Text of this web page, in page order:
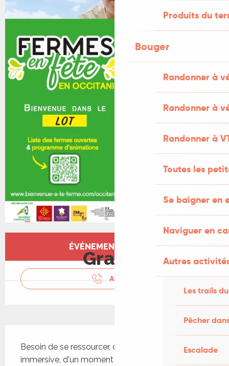
Produits du
Bouger
Randonner à
Randonner à
Randonner à
Toutes les
Se baigner en
Naviguer en
Autres
Les trails
Pêcher
Escalade
Ouverture et coordonnées
ÉVÉNEMENT TERMINÉ
Gratuit
APPELER
Besoin de se ressourcer, d'une expérience
immersive, d'un moment de partage avec les